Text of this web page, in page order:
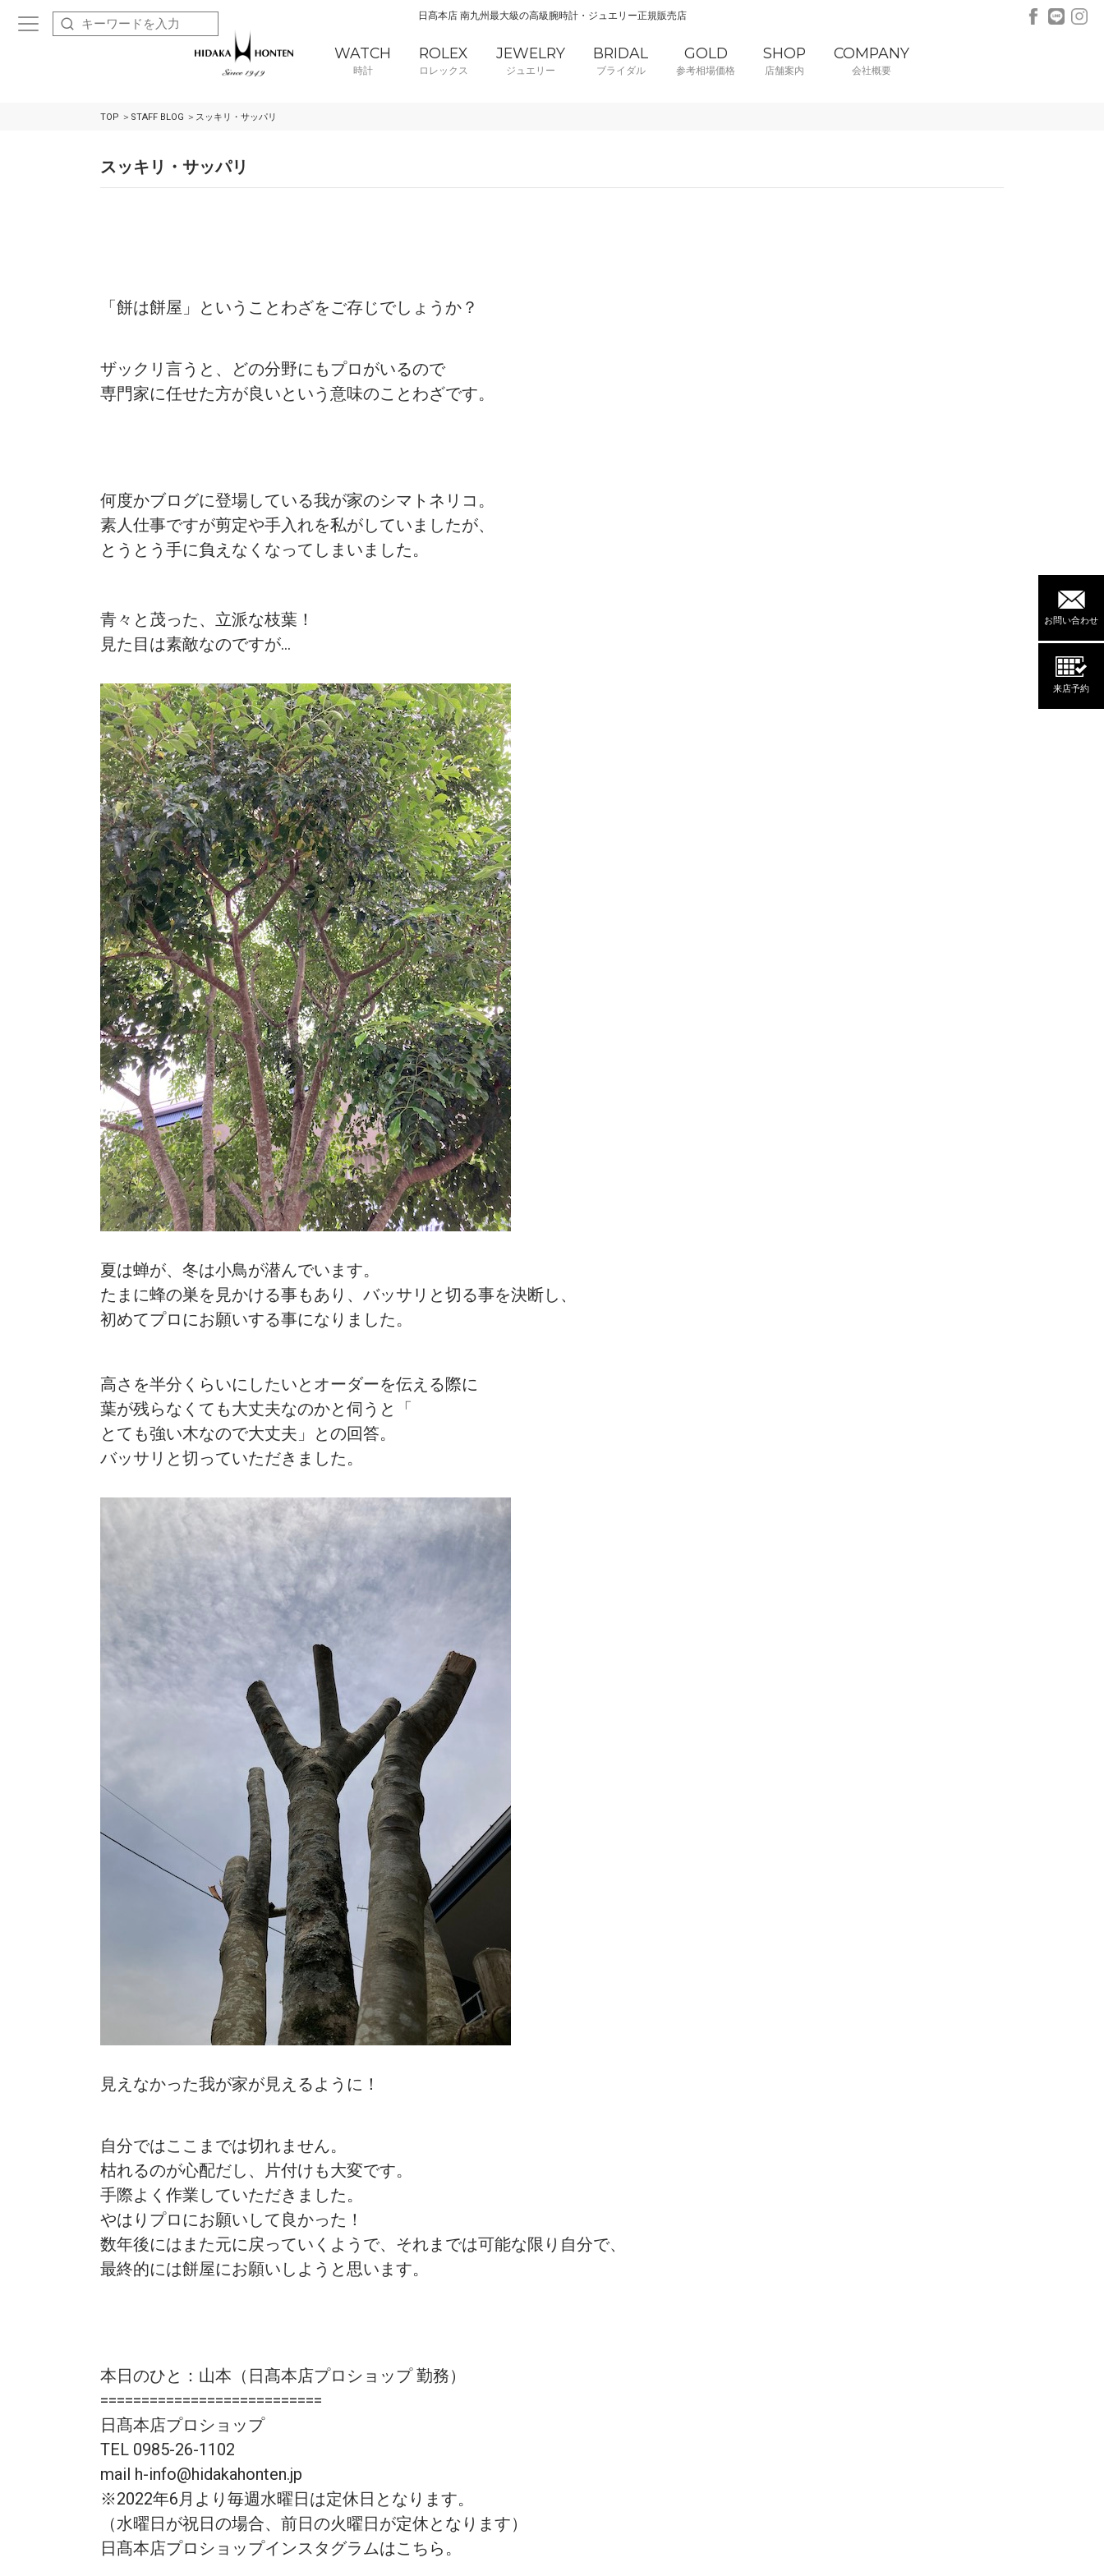
日髙本店 南九州最大級の高級腕時計・ジュエリー正規販売店
WATCH
時計
ROLEX
ロレックス
JEWELRY
ジュエリー
BRIDAL
ブライダル
GOLD
参考相場価格
SHOP
店舗案内
COMPANY
会社概要
お問い合わせ
来店予約
TOP STAFF BLOG スッキリ・サッパリ
スッキリ・サッパリ
「餅は餅屋」ということわざをご存じでしょうか？
ザックリ言うと、どの分野にもプロがいるので
専門家に任せた方が良いという意味のことわざです。
何度かブログに登場している我が家のシマトネリコ。
素人仕事ですが剪定や手入れを私がしていましたが、
とうとう手に負えなくなってしまいました。
青々と茂った、立派な枝葉！
見た目は素敵なのですが…
夏は蝉が、冬は小鳥が潜んでいます。
たまに蜂の巣を見かける事もあり、バッサリと切る事を決断し、
初めてプロにお願いする事になりました。
高さを半分くらいにしたいとオーダーを伝える際に
葉が残らなくても大丈夫なのかと伺うと「
とても強い木なので大丈夫」との回答。
バッサリと切っていただきました。
見えなかった我が家が見えるように！
自分ではここまでは切れません。
枯れるのが心配だし、片付けも大変です。
手際よく作業していただきました。
やはりプロにお願いして良かった！
数年後にはまた元に戻っていくようで、それまでは可能な限り自分で、
最終的には餅屋にお願いしようと思います。
本日のひと：山本（日髙本店プロショップ 勤務）
===========================
日髙本店プロショップ
TEL 0985-26-1102
mail h-info@hidakahonten.jp
※2022年6月より毎週水曜日は定休日となります。
（水曜日が祝日の場合、前日の火曜日が定休となります）
日髙本店プロショップインスタグラムはこちら。